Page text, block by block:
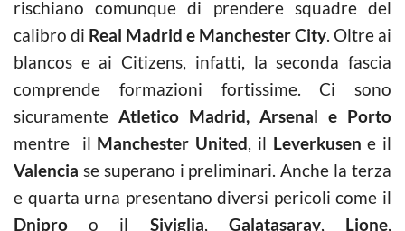
rischiano comunque di prendere squadre del
calibro di Real Madrid e Manchester City. Oltre ai
blancos e ai Citizens, infatti, la seconda fascia
comprende formazioni fortissime. Ci sono
sicuramente Atletico Madrid, Arsenal e Porto
mentre il Manchester United, il Leverkusen e il
Valencia se superano i preliminari. Anche la terza
e quarta urna presentano diversi pericoli come il
Dnipro o il Siviglia, Galatasaray, Lione,